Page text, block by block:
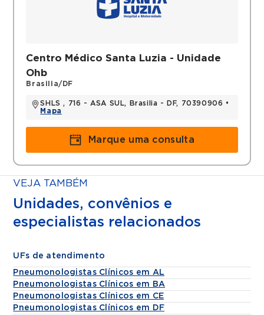
Centro Médico Santa Luzia - Unidade
Ohb
Brasilia/DF
SHLS , 716 - ASA SUL, Brasilia - DF, 70390906 •
Mapa
Marque uma consulta
VEJA TAMBÉM
Unidades, convênios e
especialistas relacionados
UFs de atendimento
Pneumonologistas Clínicos em AL
Pneumonologistas Clínicos em BA
Pneumonologistas Clínicos em CE
Pneumonologistas Clínicos em DF